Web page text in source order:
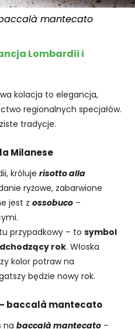
mantecato
Lombardii i
kolacja to elegancja,
regionalnych specjałów.
tradycje.
Milanese
króluje risotto alla
ryżowe, zabarwione
jest z ossobuco –
przypadkowy – to symbol
rok. Włoska
kolor potraw na
będzie nowy rok.
baccalà mantecato
na baccalà mantecato –